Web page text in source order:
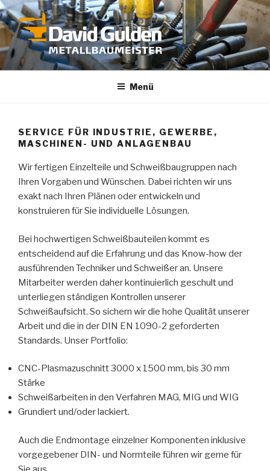
Zum
Inhalt
springen
DAVID GULDEN METALLBAU
Menü
SERVICE FÜR INDUSTRIE, GEWERBE,
MASCHINEN- UND ANLAGENBAU
Wir fertigen Einzelteile und Schweißbaugruppen nach
Ihren Vorgaben und Wünschen. Dabei richten wir uns
exakt nach Ihren Plänen oder entwickeln und
konstruieren für Sie individuelle Lösungen.
Bei hochwertigen Schweißbauteilen kommt es
entscheidend auf die Erfahrung und das Know-how der
ausführenden Techniker und Schweißer an. Unsere
Mitarbeiter werden daher kontinuierlich geschult und
unterliegen ständigen Kontrollen unserer
Schweißaufsicht. So sichern wir die hohe Qualität unserer
Arbeit und die in der DIN EN 1090-2 geforderten
Standards. Unser Portfolio:
CNC-Plasmazuschnitt 3000 x 1500 mm, bis 30 mm
Stärke
Schweißarbeiten in den Verfahren MAG, MIG und WIG
Grundiert und/oder lackiert.
Auch die Endmontage einzelner Komponenten inklusive
vorgegebener DIN- und Normteile führen wir gerne für